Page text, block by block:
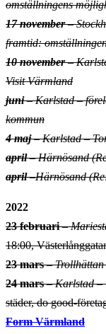
omställningens
17 november–
framtid:
10 november–
Visit Värmland
juni– Karlstad–
kommun
4 maj– Karlstad –
april– Härnösand
april–Härnösand
2022
23 februari–
18:00,
23 mars–
24 mars–Karlstad–
städer, do good-
Form Värmland